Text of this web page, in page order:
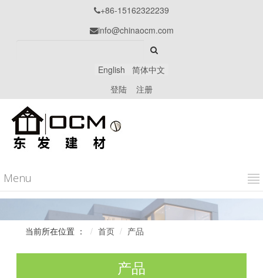
+86-15162322239
info@chinaocm.com
English
简体中文
登陆
注册
Menu
当前所在位置 ： 首页 产品
产品